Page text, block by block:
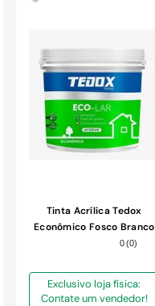
Tinta Acrílica Tedox
Econômico Fosco Branco
0(0)
Exclusivo loja física:
Contate um vendedor!